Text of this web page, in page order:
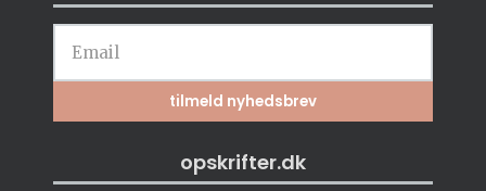
opskrifter.dk